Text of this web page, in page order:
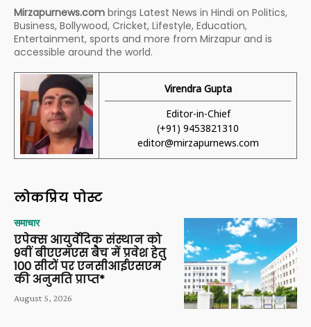
Mirzapurnews.com brings Latest News in Hindi on Politics,
Business, Bollywood, Cricket, Lifestyle, Education,
Entertainment, sports and more from Mirzapur and is
accessible around the world.
Virendra Gupta
Editor-in-Chief
(+91) 9453821310
editor@mirzapurnews.com
लोकप्रिय पोस्ट
समाचार
एपेक्स आयुर्वेदिक संस्थान को
9वीं बीएएमएस बैच में प्रवेश हेतु
100 सीटों पर एनसीआईएसएम
की अनुमति प्राप्त*
August 5, 2026